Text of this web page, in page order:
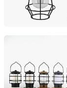
KAM SING
Zhejiang,